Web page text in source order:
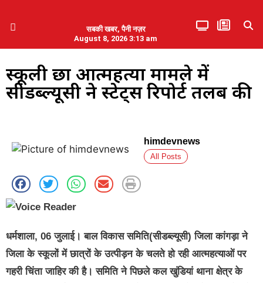
सबकी खबर, पैनी नज़र
August 8, 2026 3:13 am
स्‍कूली छात्र आत्‍महत्‍या मामले में
सीडब्‍ल्‍यूसी ने स्‍टेट्स रिपोर्ट तलब की
himdevnews
All Posts
धर्मशाला, 06 जुलाई। बाल विकास समिति(सीडब्‍ल्‍यूसी) जिला कांगड़ा ने
जिला के स्‍कूलों में छात्रों के उत्‍पीड़न के चलते हो रही आत्‍महत्‍याओं पर
गहरी चिंता जाहिर की है। समिति ने पिछले कल खुंडियां थाना क्षेत्र के